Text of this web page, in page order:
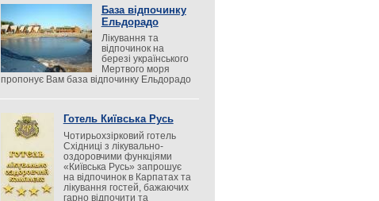
База відпочинку
Ельдорадо
Лікування та
відпочинок на
березі українського
Мертвого моря
пропонує Вам база відпочинку Ельдорадо
Готель Київська Русь
Чотирьохзірковий готель
Східниці з лікувально-
оздоровчими функціями
«Київська Русь» запрошує
на відпочинок в Карпатах та
лікування гостей, бажаючих
гарно відпочити та